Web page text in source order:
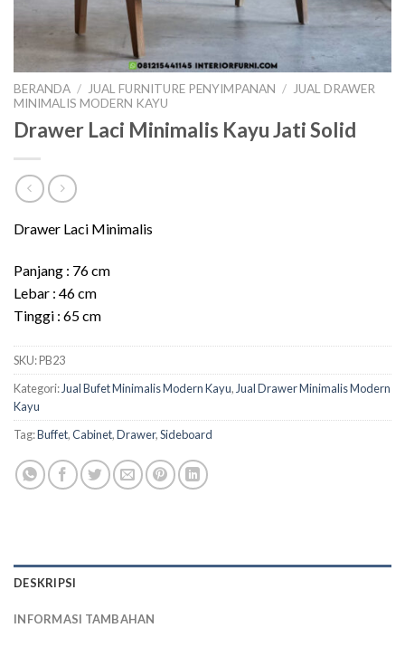
BERANDA / JUAL FURNITURE PENYIMPANAN /
JUAL DRAWER
MINIMALIS MODERN KAYU
Drawer Laci Minimalis Kayu Jati Solid
Drawer Laci Minimalis
Panjang : 76 cm
Lebar : 46 cm
Tinggi : 65 cm
SKU:PB23
Kategori: Jual Bufet Minimalis Modern Kayu, Jual Drawer Minimalis Modern
Kayu
Tag:Buffet,Cabinet,Drawer,Sideboard
DESKRIPSI
INFORMASI TAMBAHAN